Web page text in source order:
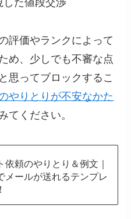
評価やランクによって
め、少しでも不審な点
思ってブロックするこ
やりとりが不安なかた
てください。
依頼のやりとり＆例文｜
メールが送れるテンプレ